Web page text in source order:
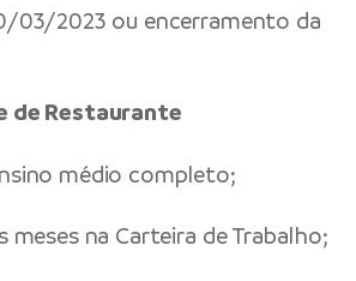
03/2023 ou encerramento da
de Restaurante
médio completo;
meses na Carteira de Trabalho;